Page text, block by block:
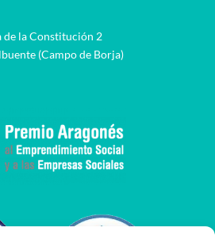
de la Constitución 2
(Campo de Borja)